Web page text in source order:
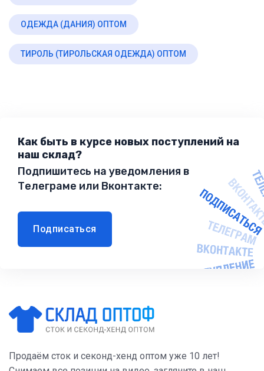
ОДЕЖДА (ДАНИЯ) ОПТОМ
ТИРОЛЬ (ТИРОЛЬСКАЯ ОДЕЖДА) ОПТОМ
Как быть в курсе новых поступлений на
наш склад?
Подпишитесь на уведомления в
Телеграме или Вконтакте:
Подписаться
Продаём сток и секонд-хенд оптом уже 10 лет!